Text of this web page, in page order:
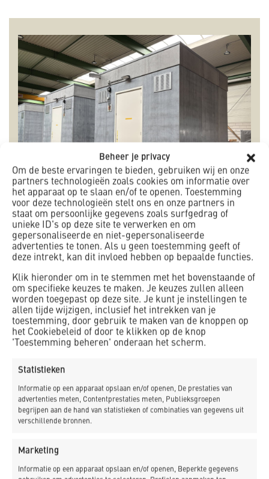
Beheer je privacy
Om de beste ervaringen te bieden, gebruiken wij en onze
partners technologieën zoals cookies om informatie over
het apparaat op te slaan en/of te openen. Toestemming
voor deze technologieën stelt ons en onze partners in
staat om persoonlijke gegevens zoals surfgedrag of
unieke ID's op deze site te verwerken en om
gepersonaliseerde en niet-gepersonaliseerde
advertenties te tonen. Als u geen toestemming geeft of
deze intrekt, kan dit invloed hebben op bepaalde functies.
Klik hieronder om in te stemmen met het bovenstaande of
om specifieke keuzes te maken. Je keuzes zullen alleen
worden toegepast op deze site. Je kunt je instellingen te
allen tijde wijzigen, inclusief het intrekken van je
toestemming, door gebruik te maken van de knoppen op
het Cookiebeleid of door te klikken op de knop
'Toestemming beheren' onderaan het scherm.
Statistieken
Informatie op een apparaat opslaan en/of openen, De prestaties van
advertenties meten, Contentprestaties meten, Publieksgroepen
begrijpen aan de hand van statistieken of combinaties van gegevens uit
verschillende bronnen.
Marketing
Informatie op een apparaat opslaan en/of openen, Beperkte gegevens
Binnen, in een van de vergaderzalen, schuiven vier
betrokkenen aan tafel: systeemspecialist Stijn Debets,
projectleider Robert Roosemalen van ProRail en
infra. Ze bespreken een ontwikkeling die stilaan
revolutionair te noemen valt binnen de spoorbouw:
modulaire onderstations langs het spoor.
Wouter de Groot opent het gesprek: “Het project wordt
in de ontwerp- en voorbereidingsfase begeleid door